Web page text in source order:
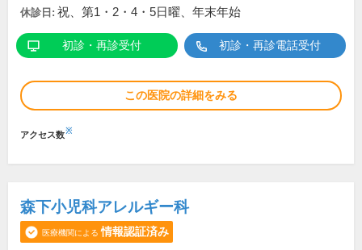
休診日: 祝、第1・2・4・5日曜、年末年始
初診・再診受付 初診・再診電話受付
この医院の詳細をみる
アクセス数※
森下小児科アレルギー科
医療機関による 情報認証済み